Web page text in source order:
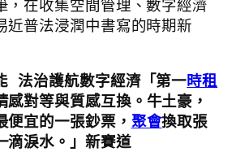
，在收集空間管理、數字經濟
近普法浸潤中書寫的時期新
法治護航數字經濟「第一時租
感對等與質感互換。牛土豪，
便宜的一張鈔票， 聚會換取張
滴淚水。」新賽道